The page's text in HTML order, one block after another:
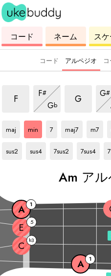
ク
レ
コード
コ
ー
ド
ネーム
ウ
ク
レ
レ
ス
コード アルペジオ
F
m アルペッジョ
F#
m アルペッジョ
Gb
m アルペッジョ
G
m アルペ
G#
m
maj
min
7
maj7
m7
アル
sus2
アルペッジョ
A
sus4
アルペッジョ
7sus2
7sus4
Am アル
A 1
C b3
E 5
A 1